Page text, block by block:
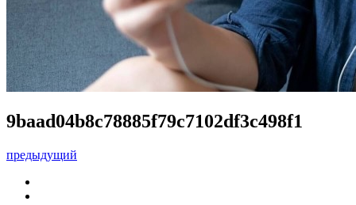
9baad04b8c78885f79c7102df3c498f1
предыдущий